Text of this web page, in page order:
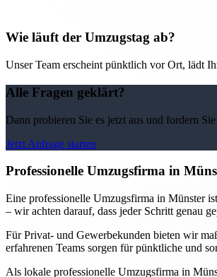
Wie läuft der Umzugstag ab?
Unser Team erscheint pünktlich vor Ort, lädt
Alle Fragen geklärt?
Dann probieren Sie es jetzt aus und fordern
Jetzt Anfrage starten
Professionelle Umzugsfirma in
Eine professionelle Umzugsfirma in Münster
– wir achten darauf, dass jeder Schritt genau
Für Privat- und Gewerbekunden bieten wir
erfahrenen Teams sorgen für pünktliche und
Als lokale professionelle Umzugsfirma in